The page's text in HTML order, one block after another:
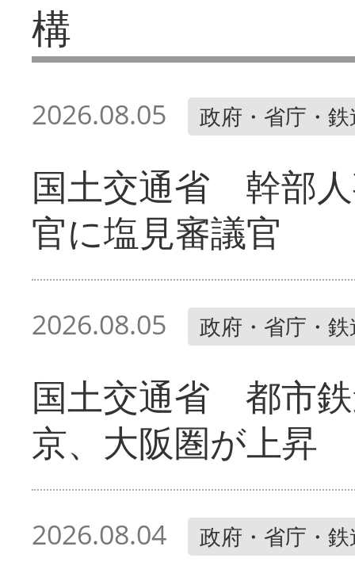
構
2026.08.05 政府・省庁・
国土交通省 幹部
官に塩見審議官
2026.08.05 政府・省庁・
国土交通省 都市
京、大阪圏が上昇
2026.08.04 政府・省庁・